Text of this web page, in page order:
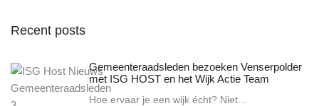
Recent posts
Gemeenteraadsleden bezoeken Venserpolder
met ISG HOST en het Wijk Actie Team
Hoe ervaar je een wijk écht? Niet...